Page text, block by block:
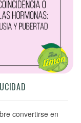
convertirse en